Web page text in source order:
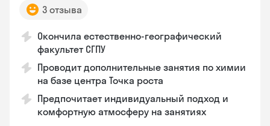
3 отзыва
Окончила естественно-географический
факультет СГПУ
Проводит дополнительные занятия по химии
на базе центра Точка роста
Предпочитает индивидуальный подход и
комфортную атмосферу на занятиях